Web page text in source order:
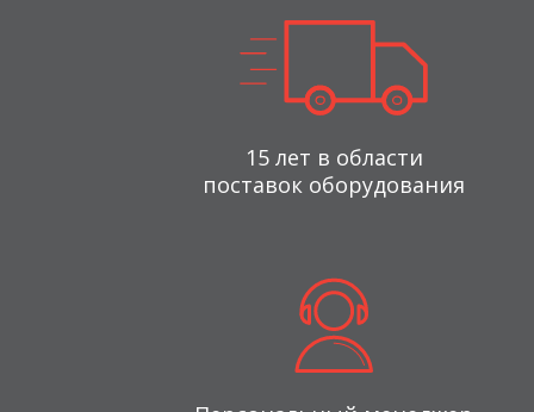
15 лет в области
поставок оборудования